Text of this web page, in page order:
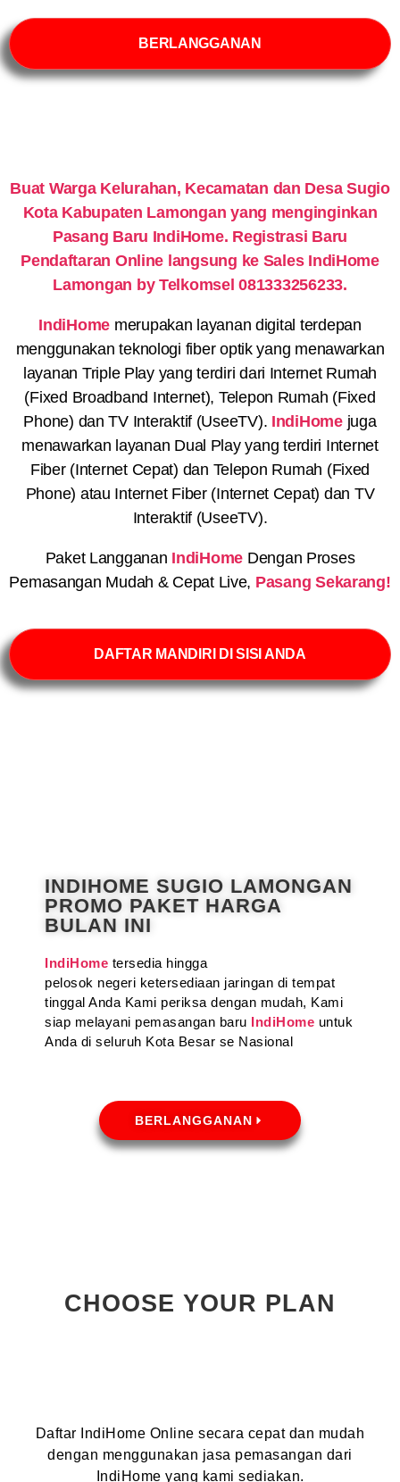
BERLANGGANAN
Buat Warga Kelurahan, Kecamatan dan Desa Sugio
Kota Kabupaten Lamongan yang menginginkan
Pasang Baru IndiHome. Registrasi Baru
Pendaftaran Online langsung ke Sales IndiHome
Lamongan by Telkomsel 081333256233.
IndiHome merupakan layanan digital terdepan
menggunakan teknologi fiber optik yang menawarkan
layanan Triple Play yang terdiri dari Internet Rumah
(Fixed Broadband Internet), Telepon Rumah (Fixed
Phone) dan TV Interaktif (UseeTV). IndiHomejuga
menawarkan layanan Dual Play yang terdiri Internet
Fiber (Internet Cepat) dan Telepon Rumah (Fixed
Phone) atau Internet Fiber (Internet Cepat) dan TV
Interaktif (UseeTV).
Paket Langganan IndiHome Dengan Proses
Pemasangan Mudah & Cepat Live, Pasang Sekarang!
DAFTAR MANDIRI DI SISI ANDA
INDIHOME SUGIO LAMONGAN
PROMO PAKET HARGA
BULAN INI
IndiHome tersedia hingga
pelosok negeri ketersediaan jaringan di tempat
tinggal Anda Kami periksa dengan mudah, Kami
siap melayani pemasangan baru IndiHome untuk
Anda di seluruh Kota Besar se Nasional
BERLANGGANAN
CHOOSE YOUR PLAN
Daftar IndiHome Online secara cepat dan mudah
dengan menggunakan jasa pemasangan dari
IndiHome yang kami sediakan.